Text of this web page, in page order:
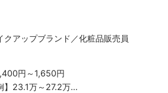
クアップブランド／化粧品販売員
円～1,650円
】23.1万～27.2万